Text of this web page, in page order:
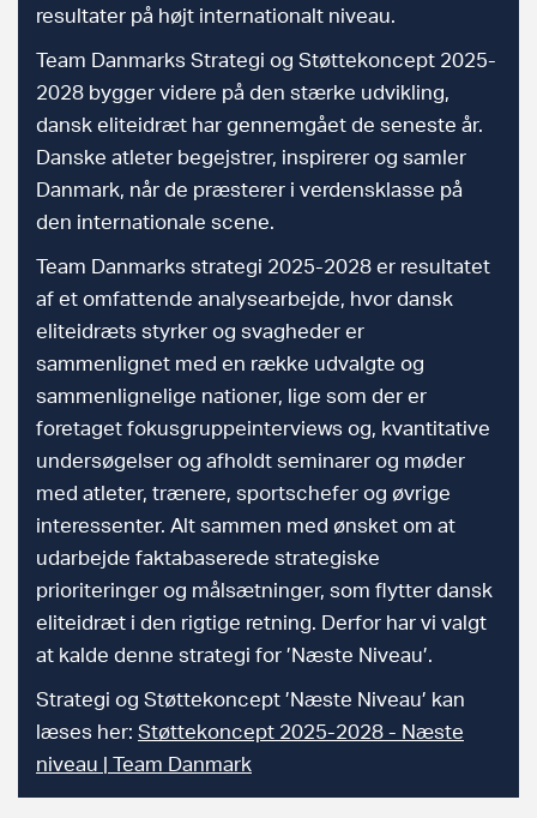
resultater på højt internationalt niveau.
Team Danmarks Strategi og Støttekoncept 2025-
2028 bygger videre på den stærke udvikling,
dansk eliteidræt har gennemgået de seneste år.
Danske atleter begejstrer, inspirerer og samler
Danmark, når de præsterer i verdensklasse på
den internationale scene.
Team Danmarks strategi 2025-2028 er resultatet
af et omfattende analysearbejde, hvor dansk
eliteidræts styrker og svagheder er
sammenlignet med en række udvalgte og
sammenlignelige nationer, lige som der er
foretaget fokusgruppeinterviews og, kvantitative
undersøgelser og afholdt seminarer og møder
med atleter, trænere, sportschefer og øvrige
interessenter. Alt sammen med ønsket om at
udarbejde faktabaserede strategiske
prioriteringer og målsætninger, som flytter dansk
eliteidræt i den rigtige retning. Derfor har vi valgt
at kalde denne strategi for ’Næste Niveau’.
Strategi og Støttekoncept ’Næste Niveau’ kan
læses her: Støttekoncept 2025-2028 - Næste
niveau | Team Danmark